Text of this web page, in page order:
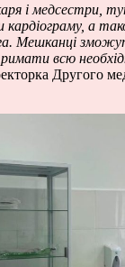
і медсестри,
кардіограму, а
Мешканці
всю
Другого